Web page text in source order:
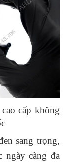
cấp không
sang trọng,
ngày càng đa